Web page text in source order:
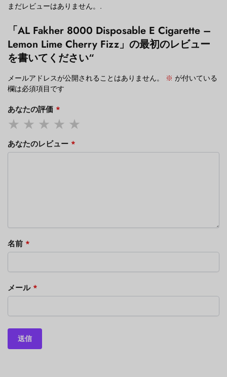
まだレビューはありません。.
「AL Fakher 8000 Disposable E Cigarette –
Lemon Lime Cherry Fizz」の最初のレビュー
を書いてください“
メールアドレスが公開されることはありません。 ※ が付いている
欄は必須項目です
あなたの評価 *
あなたのレビュー *
名前 *
メール *